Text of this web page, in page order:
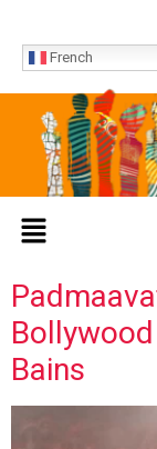
French
Bains